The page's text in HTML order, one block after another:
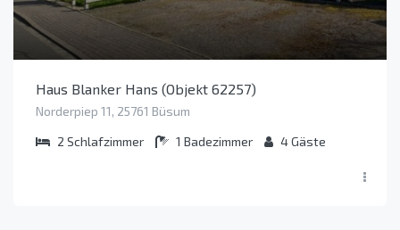
Haus Blanker Hans (Objekt 62257)
Norderpiep 11, 25761 Büsum
2 Schlafzimmer 1 Badezimmer 4Gäste